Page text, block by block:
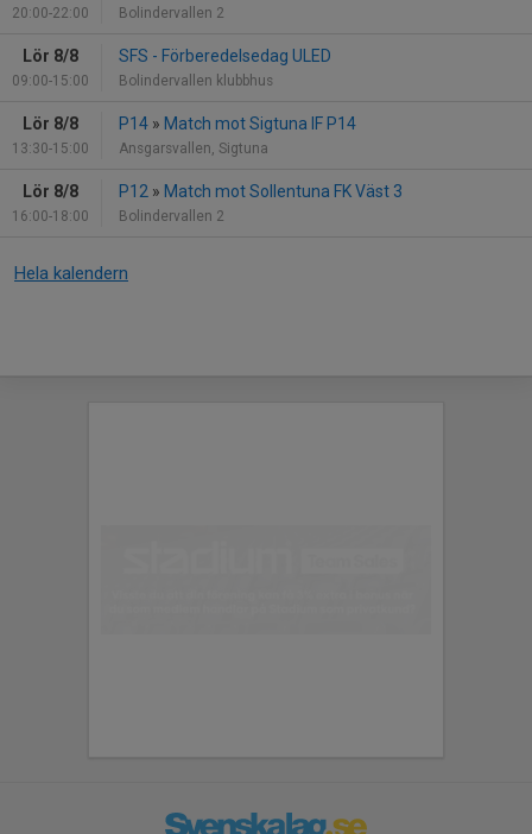
20:00-22:00 Bolindervallen 2
Lör 8/8
09:00-15:00
SFS - Förberedelsedag ULED
Bolindervallen klubbhus
Lör 8/8
13:30-15:00
P14 » Match mot Sigtuna IF P14
Ansgarsvallen, Sigtuna
Lör 8/8
16:00-18:00
P12 » Match mot Sollentuna FK Väst 3
Bolindervallen 2
Hela kalendern